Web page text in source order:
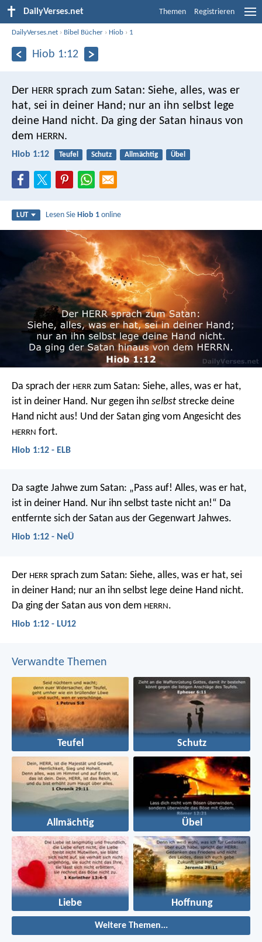
DailyVerses.net Themen Registrieren
DailyVerses.net › Bibel Bücher › Hiob › 1
Hiob 1:12
Der HERR sprach zum Satan: Siehe, alles, was er
hat, sei in deiner Hand; nur an ihn selbst lege
deine Hand nicht. Da ging der Satan hinaus von
dem HERRN.
Hiob 1:12 Teufel Schutz Allmächtig Übel
LUT Lesen SieHiob 1 online
Da sprach der HERR zum Satan: Siehe, alles, was er hat,
ist in deiner Hand. Nur gegen ihn selbst strecke deine
Hand nicht aus! Und der Satan ging vom Angesicht des
HERRN fort.
Hiob 1:12 - ELB
Da sagte Jahwe zum Satan: „Pass auf! Alles, was er hat,
ist in deiner Hand. Nur ihn selbst taste nicht an!“ Da
entfernte sich der Satan aus der Gegenwart Jahwes.
Hiob 1:12 - NeÜ
Der HERR sprach zum Satan: Siehe, alles, was er hat, sei
in deiner Hand; nur an ihn selbst lege deine Hand nicht.
Da ging der Satan aus von dem HERRN.
Hiob 1:12 - LU12
Verwandte Themen
Teufel Schutz
Allmächtig Übel
Liebe Hoffnung
Weitere Themen...